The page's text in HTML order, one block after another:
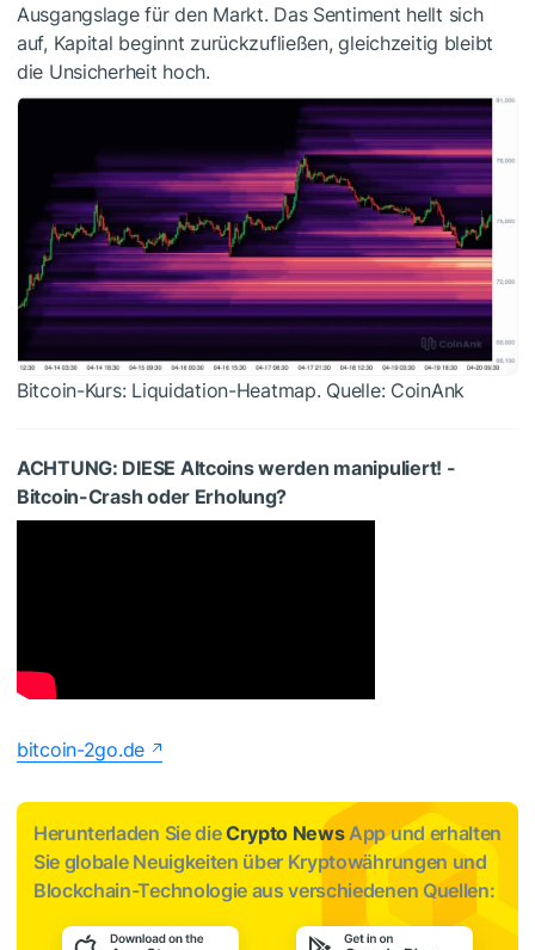
Ausgangslage für den Markt. Das Sentiment hellt sich
auf, Kapital beginnt zurückzufließen, gleichzeitig bleibt
die Unsicherheit hoch.
Bitcoin-Kurs: Liquidation-Heatmap. Quelle: CoinAnk
ACHTUNG: DIESE Altcoins werden manipuliert! -
Bitcoin-Crash oder Erholung?
bitcoin-2go.de
Herunterladen Sie dieCrypto NewsApp und erhalten
Sie globale Neuigkeiten über Kryptowährungen und
Blockchain-Technologie aus verschiedenen Quellen: